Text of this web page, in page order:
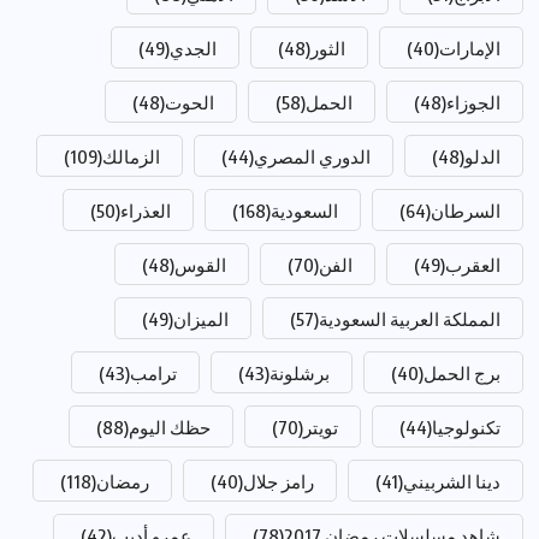
الإمارات(40) الثور (48) الجدي(49)
الجوزاء(48) الحمل(58) الحوت(48)
الدلو(48) الدوري المصري(44) الزمالك(109)
السرطان(64) السعودية(168) العذراء(50)
العقرب(49) الفن(70) القوس(48)
المملكة العربية السعودية(57) الميزان(49)
برج الحمل(40) برشلونة(43) ترامب(43)
تكنولوجيا(44) تويتر (70) حظك اليوم(88)
دينا الشربيني(41) رامز جلال(40) رمضان(118)